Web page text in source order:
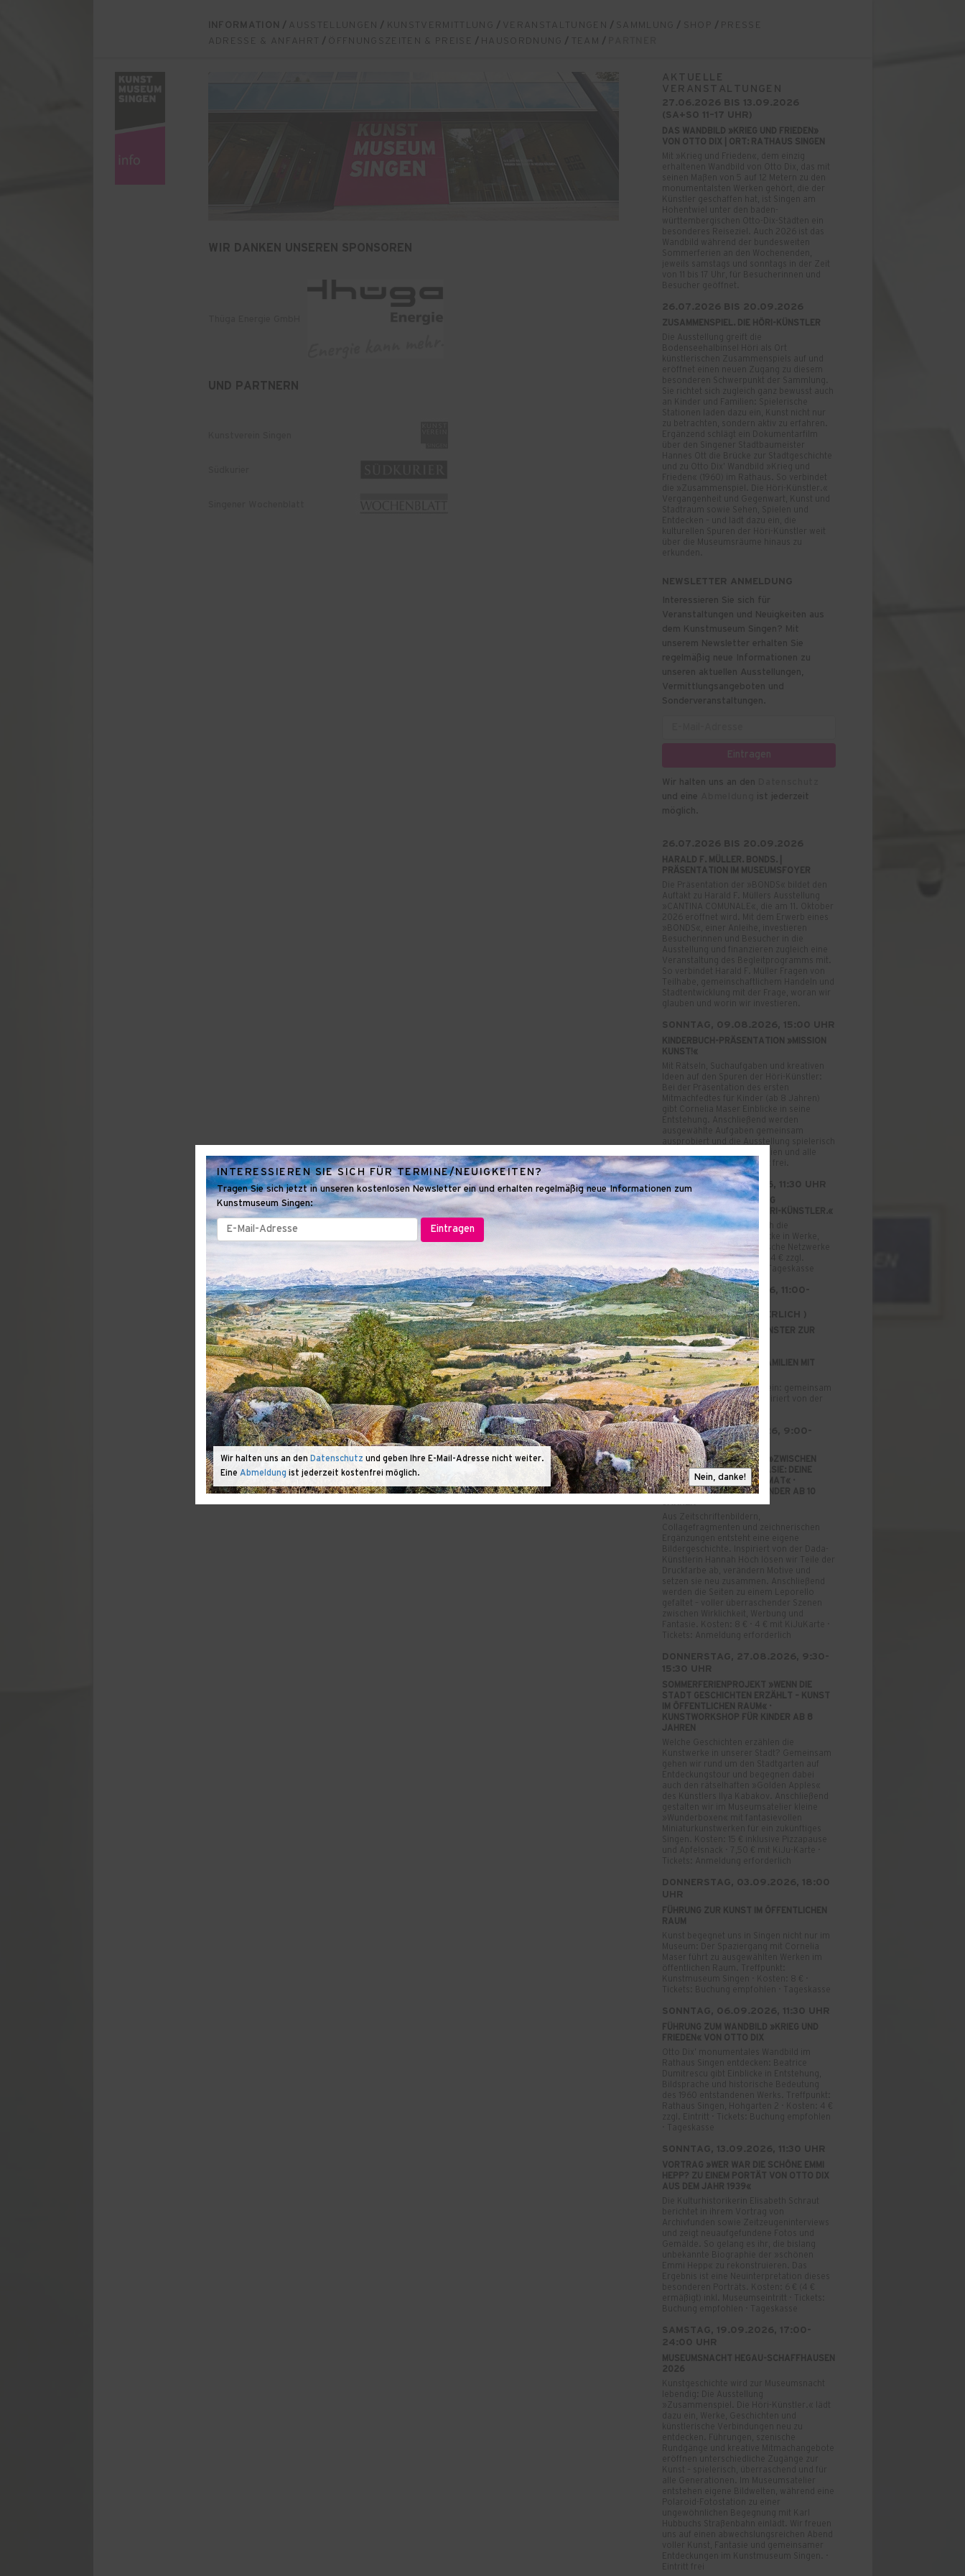
INFORMATION / AUSSTELLUNGEN / KUNSTVERMITTLUNG / VERANSTALTUNGEN / SAMMLUNG / SHOP / PRESSE
ADRESSE & ANFAHRT / ÖFFNUNGSZEITEN & PREISE / HAUSORDNUNG / TEAM /
INTERESSIEREN SIE SICH FÜR TERMINE/NEUIGKEITEN?
Tragen Sie sich jetzt in unseren kostenlosen Newsletter ein und erhalten regelmäßig neue Informationen zum
Kunstmuseum Singen:
E-
Mail-
Wir halten uns an den Datenschutz und geben Ihre E-Mail-Adresse nicht weiter.
Eine Abmeldung ist jederzeit kostenfrei möglich. Nein, danke!
WIR DANKEN UNSEREN SPONSOREN
UND PARTNERN
AKTUELLE
VERANSTALTUNGEN
DAS WANDBILD »KRIEG UND FRIEDEN»
VON OTTO DIX | ORT: RATHAUS SINGEN
Mit »Krieg und Frieden«, dem einzig
erhaltenen Wandbild von Otto Dix, das mit
seinen Maßen von 5 auf 12 Metern zu den
monumentalsten Werken gehört, die der
Künstler geschaffen hat, ist Singen am
Hohentwiel unter den baden-
württembergischen Otto-Dix-Städten ein
besonderes Reiseziel. Auch 2026 ist das
Wandbild während der bundesweiten
Sommerferien an den Wochenenden,
jeweils samstags und sonntags in der Zeit
von 11 bis 17 Uhr, für Besucherinnen und
Besucher geöffnet.
ZUSAMMENSPIEL. DIE HÖRI-KÜNSTLER
Die Ausstellung greift die
Bodenseehalbinsel Höri als Ort
künstlerischen Zusammenspiels auf und
eröffnet einen neuen Zugang zu diesem
besonderen Schwerpunkt der Sammlung.
Sie richtet sich zugleich ganz bewusst auch
Stationen laden dazu ein, Kunst nicht nur
zu betrachten, sondern aktiv zu erfahren.
Ergänzend schlägt ein Dokumentarfilm
über den Singener Stadtbaumeister
Hannes Ott die Brücke zur Stadtgeschichte
und zu Otto Dix’ Wandbild »Krieg und
Frieden« (1960) im Rathaus. So verbindet
die »Zusammenspiel. Die Höri-Künstler.«
Vergangenheit und Gegenwart, Kunst und
Stadtraum sowie Sehen, Spielen und
Entdecken – und lädt dazu ein, die
kulturellen Spuren der Höri-Künstler weit
über die Museumsräume hinaus zu
Interessieren Sie sich für
Veranstaltungen und Neuigkeiten aus
dem Kunstmuseum Singen? Mit
unserem Newsletter erhalten Sie
regelmäßig neue Informationen zu
unseren aktuellen Ausstellungen,
Vermittlungsangeboten und
Sonderveranstaltungen.
Wir halten uns an den
und eine
ist jederzeit
möglich.
HARALD F. MÜLLER. BONDS. |
PRÄSENTATION IM MUSEUMSFOYER
Die Präsentation der »BONDS« bildet den
Auftakt zu Harald F. Müllers Ausstellung
»CANTINA COMUNALE«, die am 11. Oktober
2026 eröffnet wird. Mit dem Erwerb eines
»BONDS«, einer Anleihe, investieren
Ausstellung und finanzieren zugleich eine
Veranstaltung des Begleitprogramms mit.
So verbindet Harald F. Müller Fragen von
Teilhabe, gemeinschaftlichem Handeln und
Stadtentwicklung mit der Frage, woran wir
glauben und worin wir investieren.
KINDERBUCH-PRÄSENTATION »MISSION
KUNST!«
Mit Rätseln, Suchaufgaben und kreativen
Ideen auf den Spuren der Höri-Künstler:
Bei der Präsentation des ersten
Mitmachfedtes für Kinder (ab 8 Jahren)
gibt Cornelia Maser Einblicke in seine
Entstehung. Anschließend werden
ausgewählte Aufgaben gemeinsam
ausprobiert und die Ausstellung spielerisch
Neugierigen. Der Eintritt ist frei.
SONNTAG, 16.08.2026, 11:30 UHR
KURATORI:INNEN-FÜHRUNG
»ZUSAMMENSPIEL. DIE HÖRI-KÜNSTLER.«
Viktoria Tiedeke führt durch die
Ausstellung und gibt Einblicke in Werke,
Lebenswege und künstlerische Netzwerke
der Höri-Künstler. Kosten: 4 € zzgl.
Museumseintritt · Tickets: Tageskasse
SONNTAG, 23.08.2026, 11:00-
12:30 UHR
(BUCHUNG ERFRORDERLICH )
FAMILIENATELIER »EIN FENSTER ZUR
HÖRI: DREIDIMENSIONALE
LANDSCHAFTSBILDER« ·
KREATIVANGEBOT FÜR FAMILIEN MIT
KINDERN AB 3 JAHREN
Atelierzeit für Groß und Klein: gemeinsam
künstlerisch arbeiten – inspiriert von der
aktuellen Ausstellung.
DIENSTAG, 25.08.2026, 9:00-
12:30 UHR UHR
SOMMERFERIENPROJEKT »ZWISCHEN
WIRKLICHKEIT UND FANTASIE: DEINE
GESCHICHTE IM FALTFORMAT« ·
KUNSTWORKSHOP FÜR KINDER AB 10
JAHREN
Aus Zeitschriftenbildern,
Collagefragmenten und zeichnerischen
Ergänzungen entsteht eine eigene
Bildergeschichte. Inspiriert von der Dada-
Künstlerin Hannah Höch lösen wir Teile der
Druckfarbe ab, verändern Motive und
setzen sie neu zusammen. Anschließend
werden die Seiten zu einem Leporello
gefaltet – voller überraschender Szenen
zwischen Wirklichkeit, Werbung und
Fantasie. Kosten: 8 € · 4 € mit KiJuKarte ·
Tickets: Anmeldung erforderlich
SOMMERFERIENPROJEKT »WENN DIE
STADT GESCHICHTEN ERZÄHLT – KUNST
IM ÖFFENTLICHEN RAUM« ·
KUNSTWORKSHOP FÜR KINDER AB 8
JAHREN
Welche Geschichten erzählen die
Kunstwerke in unserer Stadt? Gemeinsam
gehen wir rund um den Stadtgarten auf
Entdeckungstour und begegnen dabei
auch den rätselhaften »Golden Apples«
des Künstlers Ilya Kabakov. Anschließend
gestalten wir im Museumsatelier kleine
»Wunderboxen« mit fantasievollen
Miniaturkunstwerken für ein zukünftiges
Singen. Kosten: 15 € inklusive Pizzapause
und Apfelsnack · 7,50 € mit KiJu-Karte ·
Tickets: Anmeldung erforderlich
FÜHRUNG ZUR KUNST IM ÖFFENTLICHEN
RAUM
Kunst begegnet uns in Singen nicht nur im
Museum: Der Spaziergang mit Cornelia
Maser führt zu ausgewählten Werken im
öffentlichen Raum. Treffpunkt:
Kunstmuseum Singen · Kosten: 8 € ·
Tickets: Buchung empfohlen · Tageskasse
FÜHRUNG ZUM WANDBILD »KRIEG UND
FRIEDEN« VON OTTO DIX
Otto Dix’ monumentales Wandbild im
Rathaus Singen entdecken: Beatrice
Dumitrescu gibt Einblicke in Entstehung,
Bildsprache und historische Bedeutung
des 1960 entstandenen Werks. Treffpunkt:
Rathaus Singen, Hohgarten 2 · Kosten: 4 €
zzgl. Eintritt · Tickets: Buchung empfohlen
VORTRAG »WER WAR DIE SCHÖNE EMMI
HEPP? ZU EINEM PORTÄT VON OTTO DIX
AUS DEM JAHR 1939«
Die Kulturhistorikerin Elisabeth Schraut
berichtet in ihrem Vortrag von
Archivfunden sowie Zeitzeugeninterviews
und zeigt neuaufgefundene Fotos und
Gemälde. So gelang es ihr, die bislang
unbekannte Biographie der »schönen
Emmi Hepp« zu rekonstruieren. Das
Ergebnis ist eine Neuinterpretation dieses
besonderen Porträts. Kosten: 6 € (4 €
ermäßigt) inkl. Museumseintritt · Tickets:
Buchung empfohlen · Tageskasse
MUSEUMSNACHT HEGAU-SCHAFFHAUSEN
2026
Kunstgeschichte wird zur Museumsnacht
lebendig: Die Ausstellung
»Zusammenspiel. Die Höri-Künstler.« lädt
dazu ein, Werke, Geschichten und
künstlerische Verbindungen neu zu
entdecken. Führungen, szenische
Rundgänge und kreative Mitmachangebote
eröffnen unterschiedliche Zugänge zur
Kunst – spielerisch, überraschend und für
alle Generationen. Im Museumsatelier
entstehen eigene Bildwelten, während eine
Polaroid-Fotostation zu einer
ungewöhnlichen Begegnung mit Karl
Hubbuchs Straßenbahn einlädt. Wir freuen
uns auf einen abwechslungsreichen Abend
voller Kunst, Fantasie und gemeinsamer
Entdeckungen im Kunstmuseum Singen. ·
Eintritt frei